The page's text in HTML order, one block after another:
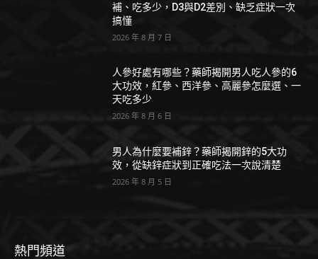
補、吃多少，D3與D2差別、缺乏症狀一次
搞懂
2026 年 8 月 7 日
人參好處有哪些？藥師揭開男人吃人參的6
大功效，紅參、西洋參、高麗參怎麼選、一
天吃多少
2026 年 8 月 6 日
男人為什麼要補鋅？藥師揭開鋅的5大功
效，從缺鋅症狀到正確吃法一次說清楚
2026 年 8 月 5 日
熱門頻道